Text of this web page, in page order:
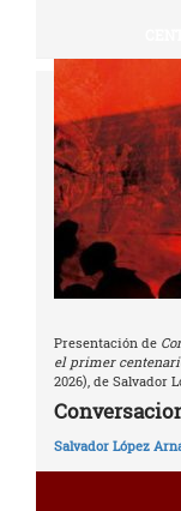
Presentación de
el primer
2026), de Salvador
Salvador López